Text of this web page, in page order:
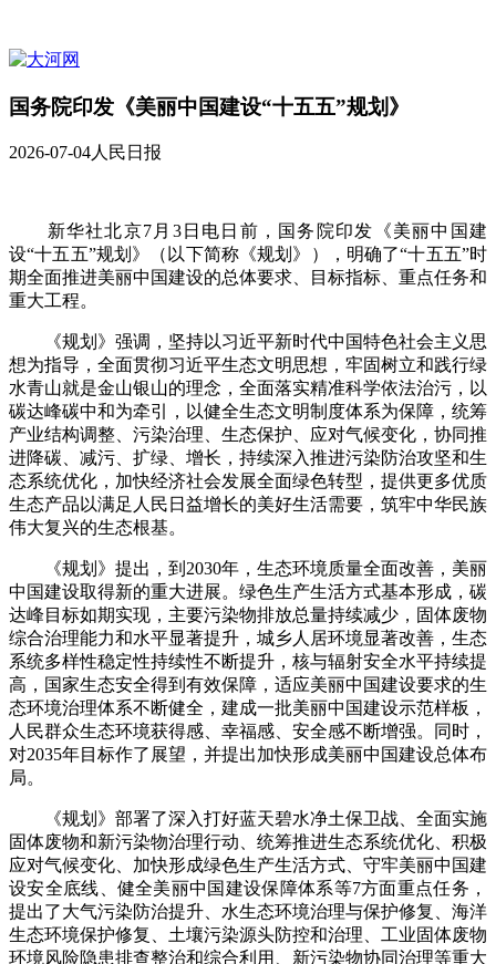
国务院印发《美丽中国建设“十五五”规划》
2026-07-04人民日报
新华社北京7月3日电日前，国务院印发《美丽中国建
设“十五五”规划》（以下简称《规划》），明确了“十五五”时
期全面推进美丽中国建设的总体要求、目标指标、重点任务和
重大工程。
《规划》强调，坚持以习近平新时代中国特色社会主义思
想为指导，全面贯彻习近平生态文明思想，牢固树立和践行绿
水青山就是金山银山的理念，全面落实精准科学依法治污，以
碳达峰碳中和为牵引，以健全生态文明制度体系为保障，统筹
产业结构调整、污染治理、生态保护、应对气候变化，协同推
进降碳、减污、扩绿、增长，持续深入推进污染防治攻坚和生
态系统优化，加快经济社会发展全面绿色转型，提供更多优质
生态产品以满足人民日益增长的美好生活需要，筑牢中华民族
伟大复兴的生态根基。
《规划》提出，到2030年，生态环境质量全面改善，美丽
中国建设取得新的重大进展。绿色生产生活方式基本形成，碳
达峰目标如期实现，主要污染物排放总量持续减少，固体废物
综合治理能力和水平显著提升，城乡人居环境显著改善，生态
系统多样性稳定性持续性不断提升，核与辐射安全水平持续提
高，国家生态安全得到有效保障，适应美丽中国建设要求的生
态环境治理体系不断健全，建成一批美丽中国建设示范样板，
人民群众生态环境获得感、幸福感、安全感不断增强。同时，
对2035年目标作了展望，并提出加快形成美丽中国建设总体布
局。
《规划》部署了深入打好蓝天碧水净土保卫战、全面实施
固体废物和新污染物治理行动、统筹推进生态系统优化、积极
应对气候变化、加快形成绿色生产生活方式、守牢美丽中国建
设安全底线、健全美丽中国建设保障体系等7方面重点任务，
提出了大气污染防治提升、水生态环境治理与保护修复、海洋
生态环境保护修复、土壤污染源头防控和治理、工业固体废物
环境风险隐患排查整治和综合利用、新污染物协同治理等重大